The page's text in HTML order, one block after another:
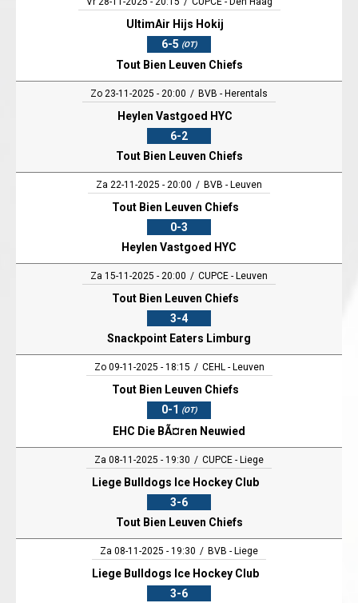
UltimAir Hijs Hokij
6-5 (OT)
Tout Bien Leuven Chiefs
Zo 23-11-2025 - 20:00 BVB - Herentals
Heylen Vastgoed HYC
6-2
Tout Bien Leuven Chiefs
Za 22-11-2025 - 20:00 BVB - Leuven
Tout Bien Leuven Chiefs
0-3
Heylen Vastgoed HYC
Za 15-11-2025 - 20:00 CUPCE - Leuven
Tout Bien Leuven Chiefs
3-4
Snackpoint Eaters Limburg
Zo 09-11-2025 - 18:15 CEHL - Leuven
Tout Bien Leuven Chiefs
0-1 (OT)
EHC Die BÃ¤ren Neuwied
Za 08-11-2025 - 19:30 CUPCE - Liege
Liege Bulldogs Ice Hockey Club
3-6
Tout Bien Leuven Chiefs
Za 08-11-2025 - 19:30 BVB - Liege
Liege Bulldogs Ice Hockey Club
3-6